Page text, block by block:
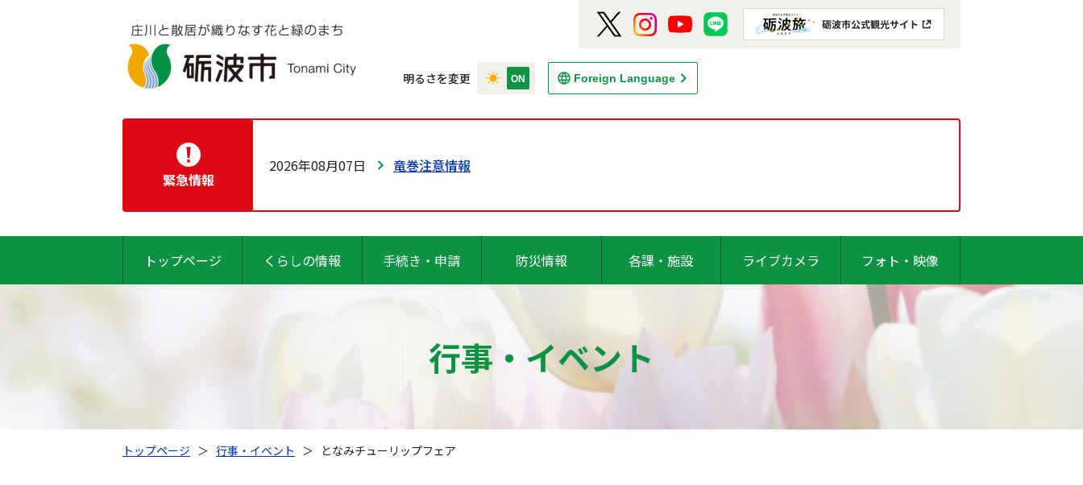
明るさを変更 Foreign Language
緊急情報
2026年08月07日 竜巻注意情報
トップページ くらしの情報 手続き・申請 防災情報 各課・施設 ライブカメラ フォト・映像
行事・イベント
トップページ ＞ 行事・イベント ＞ となみチューリップフェア